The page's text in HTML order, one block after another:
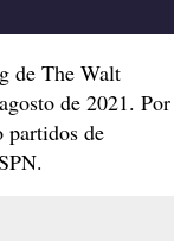
de The Walt
de 2021. Por
partidos de